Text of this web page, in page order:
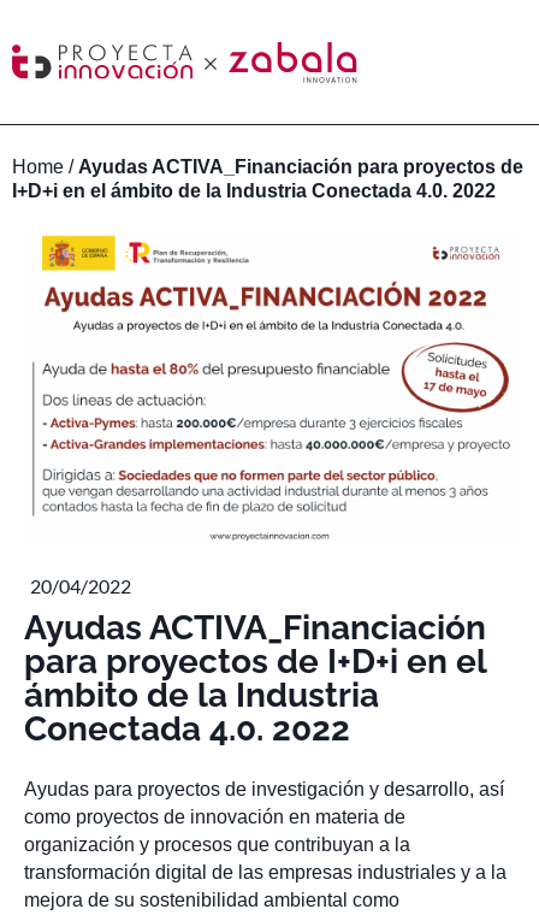
Home / Ayudas ACTIVA_Financiación para proyectos de
I+D+i en el ámbito de la Industria Conectada 4.0. 2022
20/04/2022
Ayudas ACTIVA_Financiación
para proyectos de I+D+i en el
ámbito de la Industria
Conectada 4.0. 2022
Ayudas para proyectos de investigación y desarrollo, así
como proyectos de innovación en materia de
organización y procesos que contribuyan a la
transformación digital de las empresas industriales y a la
mejora de su sostenibilidad ambiental como